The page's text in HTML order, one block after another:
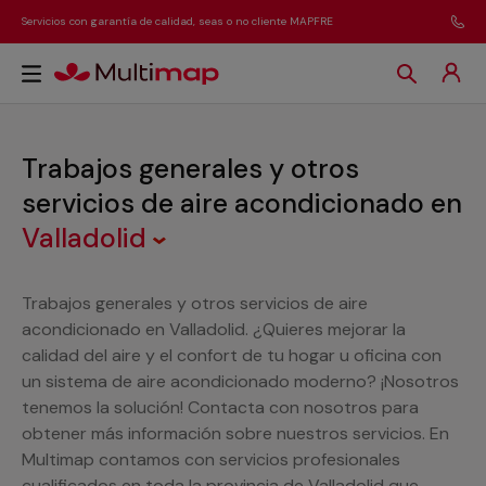
Servicios con garantía de calidad, seas o no cliente MAPFRE
Trabajos generales y otros
servicios de aire acondicionado en
Valladolid
Trabajos generales y otros servicios de aire
acondicionado en Valladolid. ¿Quieres mejorar la
calidad del aire y el confort de tu hogar u oficina con
un sistema de aire acondicionado moderno? ¡Nosotros
tenemos la solución! Contacta con nosotros para
obtener más información sobre nuestros servicios. En
Multimap contamos con servicios profesionales